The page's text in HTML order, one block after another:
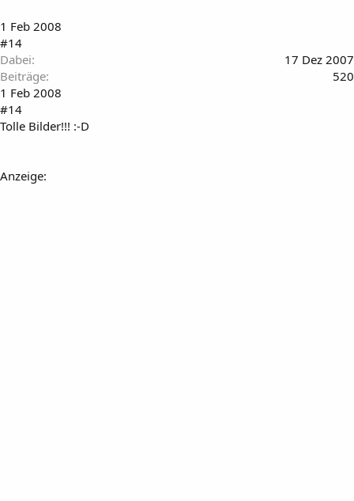
1 Feb 2008
#14
Dabei
17 Dez 2007
Beiträge
520
1 Feb 2008
#14
Tolle Bilder!!! :-D
Anzeige: